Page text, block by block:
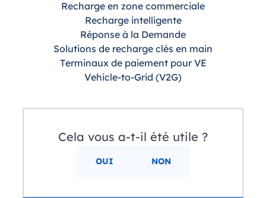
Recharge en zone commerciale
Recharge intelligente
Réponse à la Demande
Solutions de recharge clés en main
Terminaux de paiement pour VE
Vehicle-to-Grid (V2G)
Cela vous a-t-il été utile ?
OUI NON